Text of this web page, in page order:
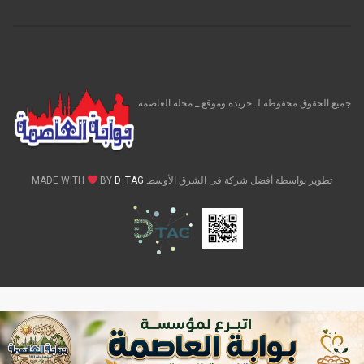
جميع الحقوق محفوظة لـ جريدة وموقع _ مجلة العاصمة
تطوير بواسطة أفضل شركة فى الشرق الأوسط MADE WITH BY D_TAG